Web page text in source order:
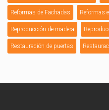
Reformas de Fachadas Reformas
Reproducción de madera
Restauración de puertas